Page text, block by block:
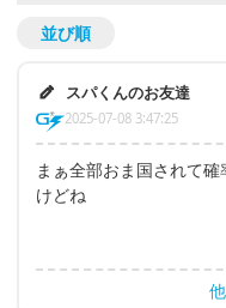
並び順
スパくんのお友達
2025-07-08 3:47:25
まぁ全部おま国されて
けどね